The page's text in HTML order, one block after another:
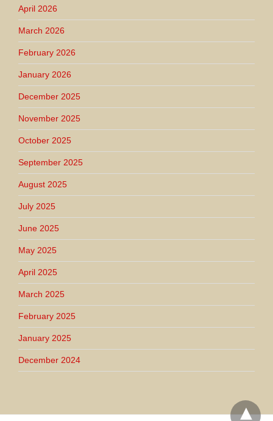
April 2026
March 2026
February 2026
January 2026
December 2025
November 2025
October 2025
September 2025
August 2025
July 2025
June 2025
May 2025
April 2025
March 2025
February 2025
January 2025
December 2024